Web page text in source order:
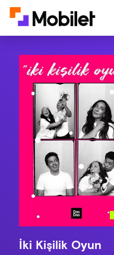
İki Kişilik Oyun